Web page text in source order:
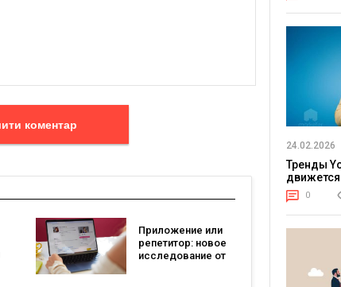
Залишити коментар
Приложение или
репетитор: новое
исследование от
24.02.2026
Тренды
0